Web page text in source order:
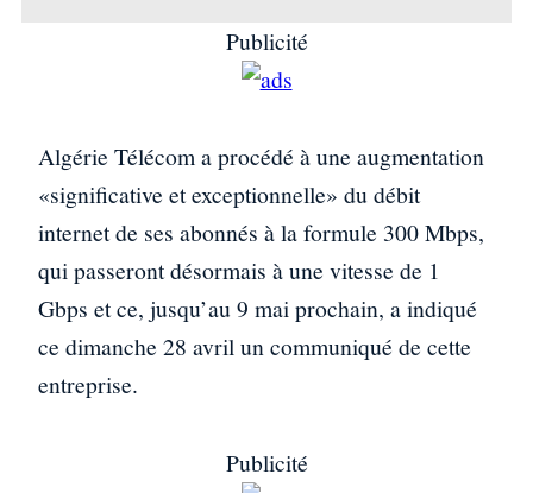
Publicité
Algérie Télécom a procédé à une augmentation
«significative et exceptionnelle» du débit
internet de ses abonnés à la formule 300 Mbps,
qui passeront désormais à une vitesse de 1
Gbps et ce, jusqu’au 9 mai prochain, a indiqué
ce dimanche 28 avril un communiqué de cette
entreprise.
Publicité